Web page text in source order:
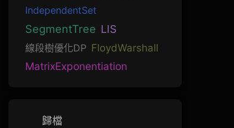
IndependentSet
SegmentTree LIS
線段樹優化DP FloydWarshall
MatrixExponentiation
歸檔